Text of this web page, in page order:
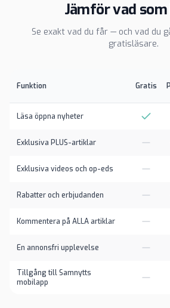
Jämför vad
Se exakt vad du får — och vad du
gratisläsare.
Funktion Gratis
Läsa öppna nyheter
Exklusiva PLUS-artiklar
Exklusiva videos och op-eds
Rabatter och erbjudanden
Kommentera på ALLA artiklar
En annonsfri upplevelse
Tillgång till Samnytts
mobilapp